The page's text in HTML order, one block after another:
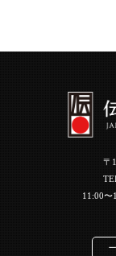
〒
11:00〜